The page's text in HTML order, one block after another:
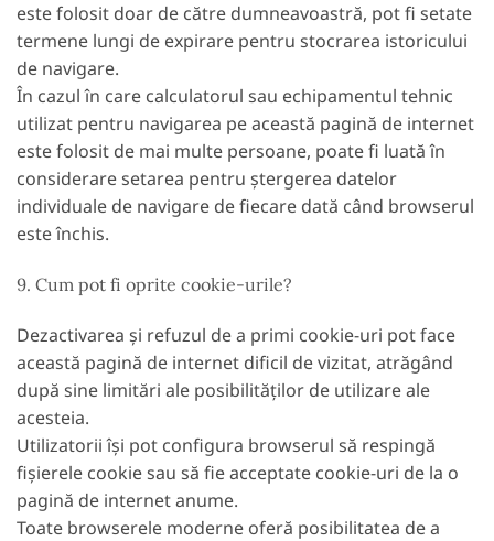
este folosit doar de către dumneavoastră, pot fi setate
termene lungi de expirare pentru stocrarea istoricului
de navigare.
În cazul în care calculatorul sau echipamentul tehnic
utilizat pentru navigarea pe această pagină de internet
este folosit de mai multe persoane, poate fi luată în
considerare setarea pentru ștergerea datelor
individuale de navigare de fiecare dată când browserul
este închis.
9. Cum pot fi oprite cookie-urile?
Dezactivarea și refuzul de a primi cookie-uri pot face
această pagină de internet dificil de vizitat, atrăgând
după sine limitări ale posibilităților de utilizare ale
acesteia.
Utilizatorii își pot configura browserul să respingă
fișierele cookie sau să fie acceptate cookie-uri de la o
pagină de internet anume.
Toate browserele moderne oferă posibilitatea de a